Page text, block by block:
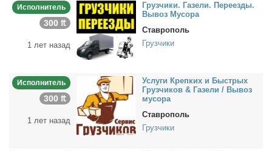
Исполнитель
300 ₶
1 лет назад
Груз­чи­ки. Га­зе­ли. Пе­ре­ез­ды.
Вы­воз Му­со­ра
Ставрополь
Грузчики
Исполнитель
300 ₶
1 лет назад
Услу­ги Креп­ких и Быст­рых
Груз­чи­ков & Га­зе­ли / Вы­воз
му­со­ра
Ставрополь
Грузчики